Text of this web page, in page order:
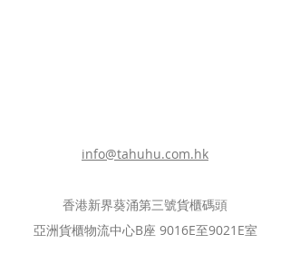
info@tahuhu.com.hk
香港新界葵涌第三號貨櫃碼頭
亞洲貨櫃物流中心B座 9016E至9021E室